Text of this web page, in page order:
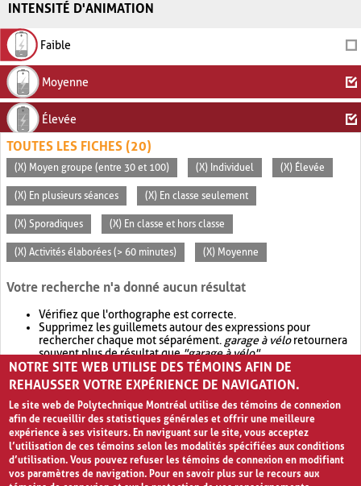
INTENSITÉ D'ANIMATION
Faible
Moyenne
Élevée
TOUTES LES FICHES (20)
(X) Moyen groupe (entre 30 et 100) (X) Individuel (X) Élevée
(X) En plusieurs séances (X) En classe seulement
(X) Sporadiques (X) En classe et hors classe
(X) Activités élaborées (> 60 minutes) (X) Moyenne
Votre recherche n'a donné aucun résultat
Vérifiez que l'orthographe est correcte.
Supprimez les guillemets autour des expressions pour
rechercher chaque mot séparément. garage à véloretournera
souvent plus de résultat que"garage à vélo".
Envisagez d'élargir votre recherche avec OR.garage OR vélo
retournera souvent plus de résultat quegarage à vélo
NOTRE SITE WEB UTILISE DES TÉMOINS AFIN DE
REHAUSSER VOTRE EXPÉRIENCE DE NAVIGATION.
Le site web de Polytechnique Montréal utilise des témoins de connexion
afin de recueillir des statistiques générales et offrir une meilleure
expérience à ses visiteurs. En naviguant sur le site, vous acceptez
l’utilisation de ces témoins selon les modalités spécifiées aux conditions
d’utilisation. Vous pouvez refuser les témoins de connexion en modifiant
vos paramètres de navigation. Pour en savoir plus sur le recours aux